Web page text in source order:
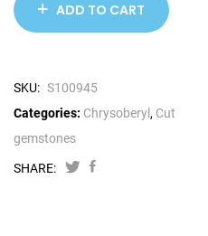
ADD TO CART
SKU: S100945
Categories: Chrysoberyl, Cut
gemstones
SHARE: